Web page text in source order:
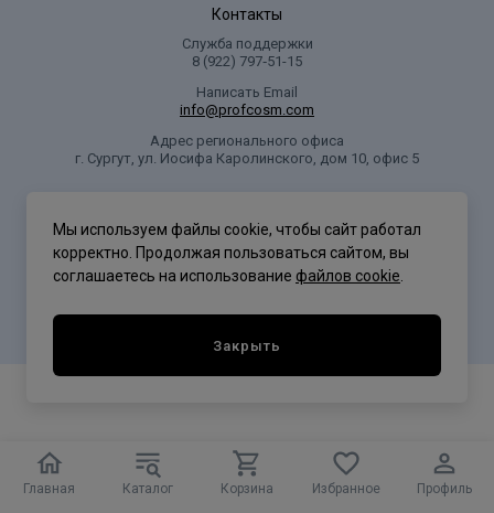
Главная Каталог Корзина Избранное Профиль
Контакты
Служба поддержки
8 (922) 797‑51-15
Написать Email
info@profcosm.com
Адрес регионального офиса
г. Сургут, ул. Иосифа Каролинского, дом 10, офис 5
Мы используем файлы cookie, чтобы сайт работал
корректно. Продолжая пользоваться сайтом, вы
соглашаетесь на использование файлов cookie
Закрыть